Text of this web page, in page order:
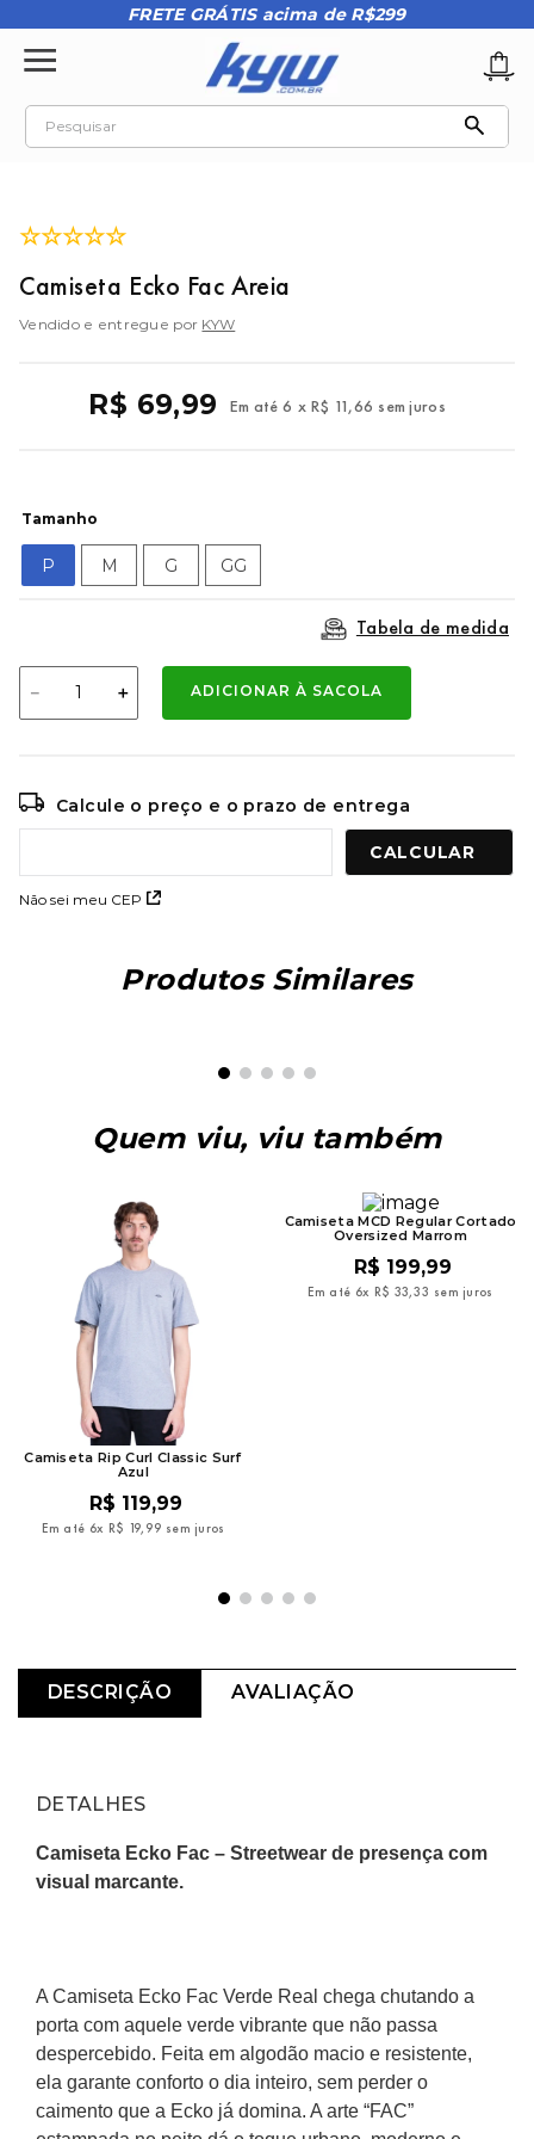
FRETE GRÁTIS acima de R$299
Pesquisar
☆☆☆☆☆
Camiseta Ecko Fac Areia
Vendido e entregue por KYW
R$ 69,99 Em até 6 x R$ 11,66 sem juros
Tamanho
P M G GG
Tabela de medida
＋
－ ADICIONAR À SACOLA
Calcule o preço e o prazo de entrega
Não sei meu CEP
Produtos Similares
Quem viu, viu também
Camiseta Rip Curl Classic Surf
Azul
R$ 119,99
Em até 6x R$ 19, 99 sem juros
Camiseta MCD Regular Cortado
Oversized Marrom
R$ 199,99
Em até 6x R$ 33,33 sem juros
DESCRIÇÃO AVALIAÇÃO
DETALHES
Camiseta Ecko Fac – Streetwear de presença com
visual marcante.
A Camiseta Ecko Fac Verde Real chega chutando a
porta com aquele verde vibrante que não passa
despercebido. Feita em algodão macio e resistente,
ela garante conforto o dia inteiro, sem perder o
caimento que a Ecko já domina. A arte “FAC”
3º teeth bomber 3
tenis
9º mochila oakley
10º moletom